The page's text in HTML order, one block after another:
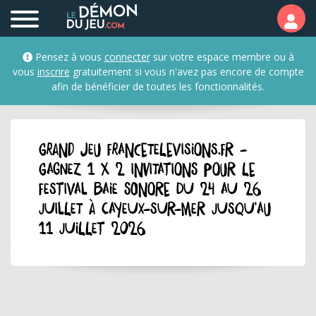
Pensez à vous connectersur votre espace membre ou à
vous inscrire gratuitement si vous n'avez pas encore de compte
afin de bénéficier de toutes les fonctionnalités.
GRAND JEU francetelevisions.fr -
Gagnez 1 x 2 invitations pour le
festival Baie Sonore du 24 au 26
juillet à Cayeux-sur-Mer jusqu'au
11 juillet 2026